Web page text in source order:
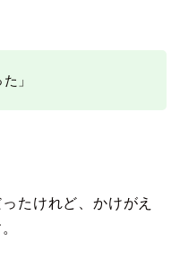
」
たけれど、かけがえ